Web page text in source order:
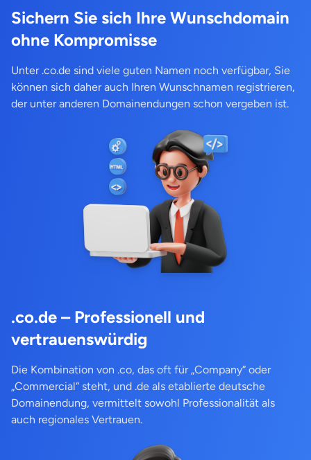
Sichern Sie sich Ihre Wunschdomain
ohne Kompromisse
Unter .co.de sind viele guten Namen noch verfügbar, Sie
können sich daher auch Ihren Wunschnamen registrieren,
der unter anderen Domainendungen schon vergeben ist.
.co.de – Professionell und
vertrauenswürdig
Die Kombination von .co, das oft für „Company“ oder
„Commercial“ steht, und .de als etablierte deutsche
Domainendung, vermittelt sowohl Professionalität als
auch regionales Vertrauen.